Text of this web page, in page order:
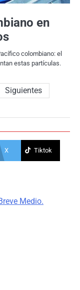
en
colombiano: el
estas partículas.
Siguientes
X Tiktok